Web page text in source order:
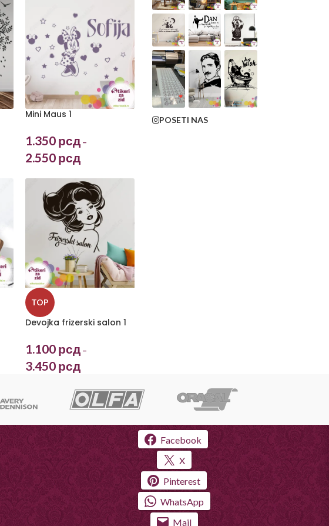
Mini Maus 1
1.350 рсд –
2.550 рсд
TOP
Devojka frizerski salon 1
1.100 рсд –
3.450 рсд
POSETI NAS
Facebook
X
Pinterest
WhatsApp
Mail